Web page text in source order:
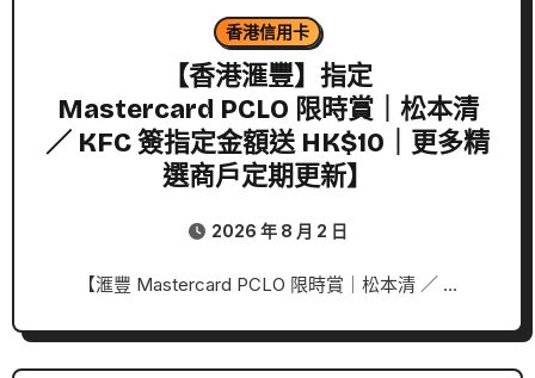
香港信用卡
【香港滙豐】指定
Mastercard PCLO 限時賞｜松本清
／ KFC 簽指定金額送 HK$10｜更多精
選商戶定期更新】
2026 年 8 月 2 日
【滙豐 Mastercard PCLO 限時賞｜松本清 ／ …